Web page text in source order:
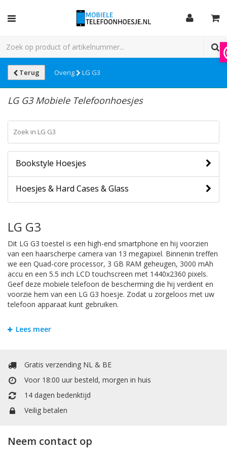
Terug Overig LG G3
LG G3 Mobiele Telefoonhoesjes
Bookstyle Hoesjes
Hoesjes & Hard Cases & Glass
LG G3
Dit LG G3 toestel is een high-end smartphone en hij voorzien
van een haarscherpe camera van 13 megapixel. Binnenin treffen
we een Quad-core processor, 3 GB RAM geheugen, 3000 mAh
accu en een 5.5 inch LCD touchscreen met 1440x2360 pixels.
Geef deze mobiele telefoon de bescherming die hij verdient en
voorzie hem van een LG G3 hoesje. Zodat u zorgeloos met uw
telefoon apparaat kunt gebruiken.
Bookstyle Hoesjes
kunt u allerlei soorten hoesjes vinden. Het booktype hoesje
wallet case hoesje heeft een extra vakje voor pasjes of
papiergeld. In de portemonnee / boek vorm is er een vakje voor
TPU is een materiaal dat gemaakt is van hard plastic en zachte
Lees meer
Gratis verzending NL & BE
Voor 18:00 uur besteld, morgen in huis
14 dagen bedenktijd
Veilig betalen
Neem contact op